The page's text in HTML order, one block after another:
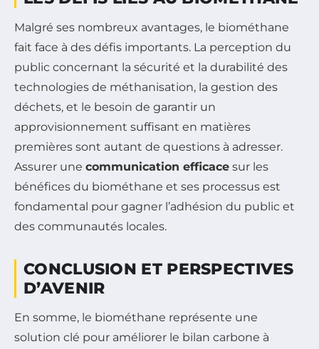
Malgré ses nombreux avantages, le biométhane
fait face à des défis importants. La perception du
public concernant la sécurité et la durabilité des
technologies de méthanisation, la gestion des
déchets, et le besoin de garantir un
approvisionnement suffisant en matières
premières sont autant de questions à adresser.
Assurer une communication efficace sur les
bénéfices du biométhane et ses processus est
fondamental pour gagner l’adhésion du public et
des communautés locales.
CONCLUSION ET PERSPECTIVES
D’AVENIR
En somme, le biométhane représente une
solution clé pour améliorer le bilan carbone à